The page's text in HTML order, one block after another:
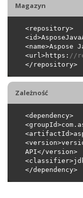
Magazyn
<url>https: //
Zależność